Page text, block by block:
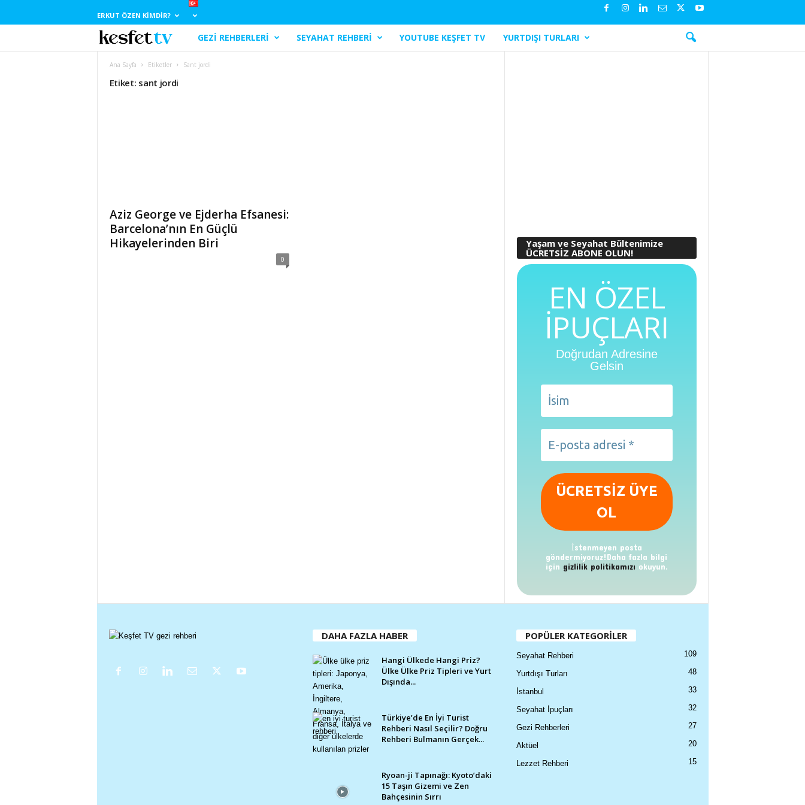
ERKUT ÖZEN KIMDIR?
r
e
n
GEZI REHBERLERI SEYAHAT REHBERI YOUTUBE KEŞFET TV YURTDIŞI TURLARI
Ana Sayfa Etiketler Sant jordi
Etiket: sant jordi
Aziz George ve Ejderha Efsanesi:
Barcelona’nın En Güçlü
Hikayelerinden Biri
0
Yaşam ve Seyahat Bültenimize
ÜCRETSİZ ABONE OLUN!
EN ÖZEL
İPUÇLARI
Doğrudan Adresine
Gelsin
İstenmeyen posta
göndermiyoruz!Daha fazla bilgi
için gizlilik politikamızı okuyun.
DAHA FAZLA HABER
Hangi Ülkede Hangi Priz?
Ülke Ülke Priz Tipleri ve Yurt
Dışında...
Türkiye’de En İyi Turist
Rehberi Nasıl Seçilir? Doğru
Rehberi Bulmanın Gerçek...
Ryoan-ji Tapınağı: Kyoto’daki
15 Taşın Gizemi ve Zen
Bahçesinin Sırrı
POPÜLER KATEGORİLER
Seyahat Rehberi 109
Yurtdışı Turları 48
İstanbul 33
Seyahat İpuçları 32
Gezi Rehberleri 27
Aktüel 20
Lezzet Rehberi 15